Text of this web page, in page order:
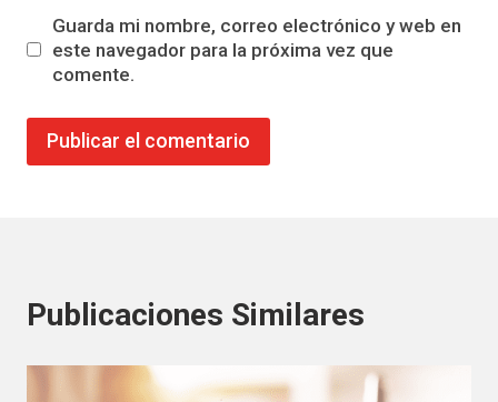
Guarda mi nombre, correo electrónico y web en
este navegador para la próxima vez que
comente.
Publicaciones Similares